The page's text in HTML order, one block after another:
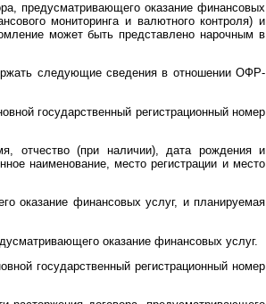
предусматривающего оказание финансовых
мониторинга и валютного контроля) и
может быть представлено нарочным в
следующие сведения в отношении ОФР-
государственный регистрационный номер
отчество (при наличии), дата рождения и
наименование, место регистрации и место
оказание финансовых услуг, и планируемая
оказание финансовых услуг.
государственный регистрационный номер